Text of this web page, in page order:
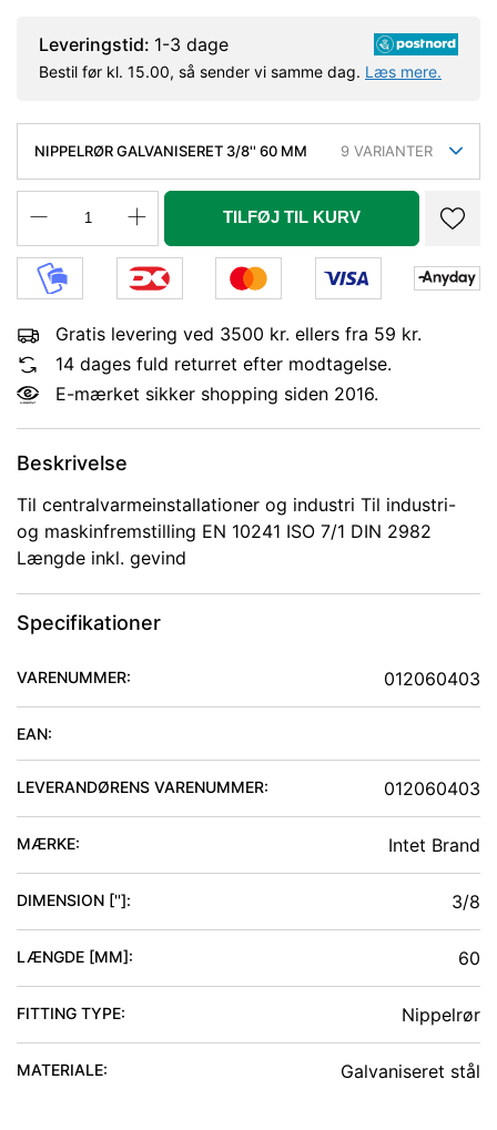
Leveringstid: 1-3 dage
Bestil før kl. 15.00, så sender vi samme dag. Læs mere.
NIPPELRØR GALVANISERET 3/8'' 60 MM 9 VARIANTER
TILFØJ TIL KURV
Gratis levering ved 3500 kr. ellers fra 59 kr.
14 dages fuld returret efter modtagelse.
E-mærket sikker shopping siden 2016.
Beskrivelse
Til centralvarmeinstallationer og industri Til industri-
og maskinfremstilling EN 10241 ISO 7/1 DIN 2982
Længde inkl. gevind
Specifikationer
VARENUMMER: 012060403
EAN:
LEVERANDØRENS VARENUMMER: 012060403
MÆRKE: Intet Brand
DIMENSION ['']: 3/8
LÆNGDE [MM]: 60
FITTING TYPE: Nippelrør
MATERIALE: Galvaniseret stål